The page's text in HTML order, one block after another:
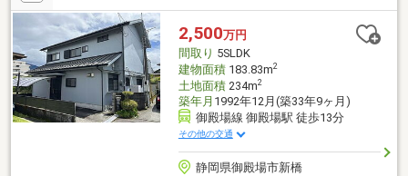
2,500万円
間取り 5SLDK
建物面積183.83m2
土地面積234m2
築年月 1992年12月(築33年9ヶ月)
御殿場線 御殿場駅 徒歩13分
その他の交通
静岡県御殿場市新橋